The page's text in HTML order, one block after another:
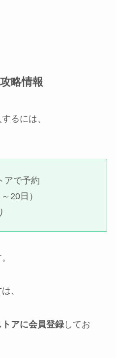
略情報
るには、
アで予約
20日）
、
アに会員登録してお